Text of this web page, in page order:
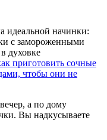
приготовить сочные
чтобы они не
а по дому
Вы надкусываете